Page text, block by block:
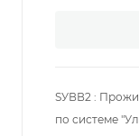
SУВВ2 :
по системе